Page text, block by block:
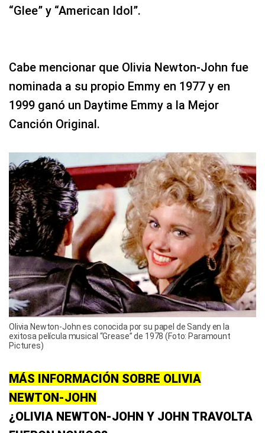
“Glee” y “American Idol”.
Cabe mencionar que Olivia Newton-John fue
nominada a su propio Emmy en 1977 y en
1999 ganó un Daytime Emmy a la Mejor
Canción Original.
Olivia Newton-John es conocida por su papel de Sandy en la
exitosa película musical “Grease” de 1978 (Foto: Paramount
Pictures)
MÁS INFORMACIÓN SOBRE OLIVIA
NEWTON-JOHN
¿OLIVIA NEWTON-JOHN Y JOHN TRAVOLTA